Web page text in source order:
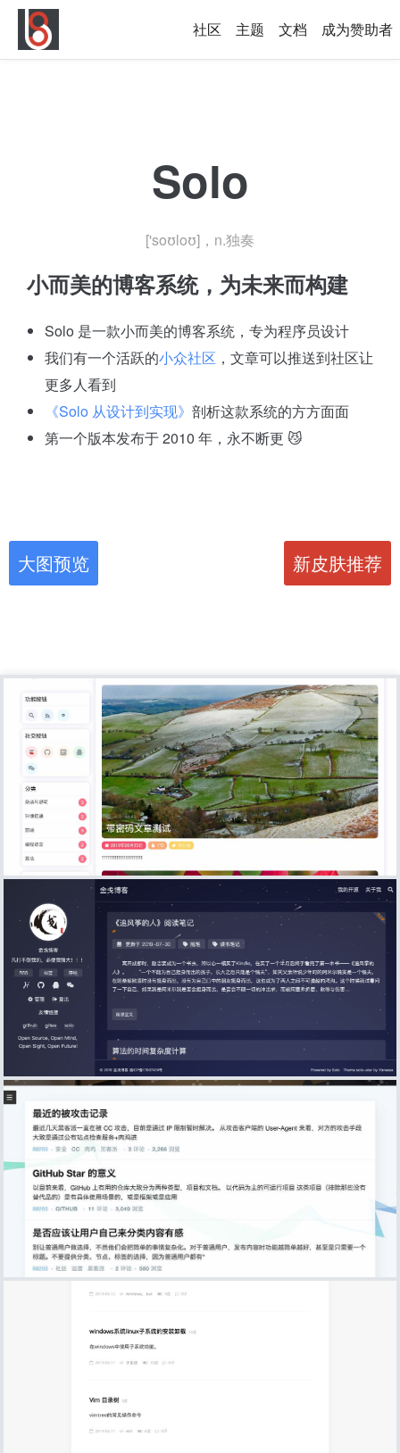
社区 主题 文档 成为赞助者
Solo
['soʊloʊ]，n.独奏
小而美的博客系统，为未来而构建
Solo 是一款小而美的博客系统，专为程序员设计
我们有一个活跃的小众社区 ，文章可以推送到社区让
更多人看到
《Solo 从设计到实现》 剖析这款系统的方方面面
第一个版本发布于2010 年，永不断更 😼
大图预览 新皮肤推荐